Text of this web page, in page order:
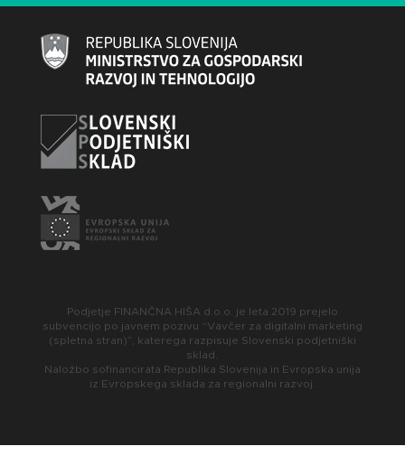
Podjetje FINANČNA HIŠA d.o.o. je leta 2019 prejelo
subvencijo po javnem pozivu “Vavčer za digitalni marketing
(spletna stran)”, katerega razpisuje Slovenski podjetniški
sklad.
Naložbo sofinancirata Republika Slovenija in Evropska unija
iz Evropskega sklada za regionalni razvoj.